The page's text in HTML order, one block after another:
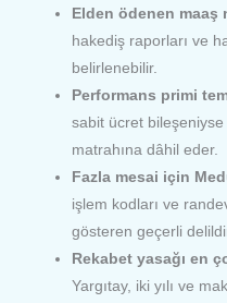
Elden ödenen maaş
hakediş raporları ve
belirlenebilir.
Performans primi
sabit ücret bileşeniyse
matrahına dâhil eder.
Fazla mesai için
işlem kodları ve
gösteren geçerli
Rekabet yasağı en
Yargıtay, iki yılı ve